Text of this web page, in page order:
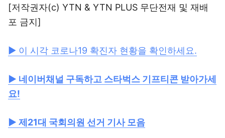
[저작권자(c) YTN & YTN PLUS 무단전재 및 재배
포 금지]
▶ 이 시각 코로나19 확진자 현황을 확인하세요.
▶ 네이버채널 구독하고 스타벅스 기프티콘 받아가세
요!
▶ 제21대 국회의원 선거 기사 모음